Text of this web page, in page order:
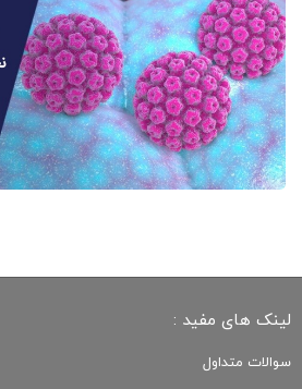
لینک های مفید :
سوالات متداول